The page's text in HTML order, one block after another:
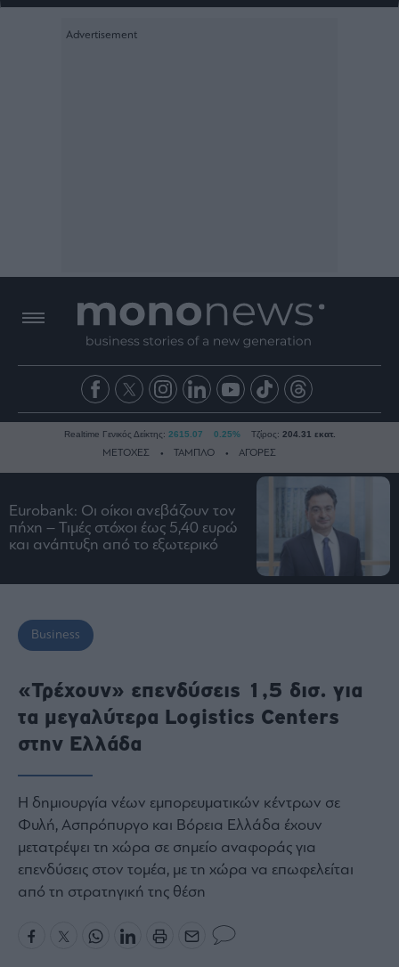
Ειδήσεις
Οικονομία
Ναυτιλία
Real
Ενέργεια
Πολιτική
Πολιτισμός
Law
Bloomberg
Financial
Times
Realtime Γενικός Δείκτης: 2615.07 0.25% Τζίρος: 204.31 εκατ.
ΜΕΤΟΧΕΣ ΤΑΜΠΛΟ ΑΓΟΡΕΣ
Eurobank: Οι οίκοι ανεβάζουν τον
πήχη – Τιμές στόχοι έως 5,40 ευρώ
και ανάπτυξη από το εξωτερικό
Business
«Τρέχουν» επενδύσεις 1,5 δισ. για
τα μεγαλύτερα Logistics Centers
στην Ελλάδα
Η δημιουργία νέων εμπορευματικών κέντρων σε
Φυλή, Ασπρόπυργο και Βόρεια Ελλάδα έχουν
μετατρέψει τη χώρα σε σημείο αναφοράς για
επενδύσεις στον τομέα, με τη χώρα να επωφελείται
από τη στρατηγική της θέση